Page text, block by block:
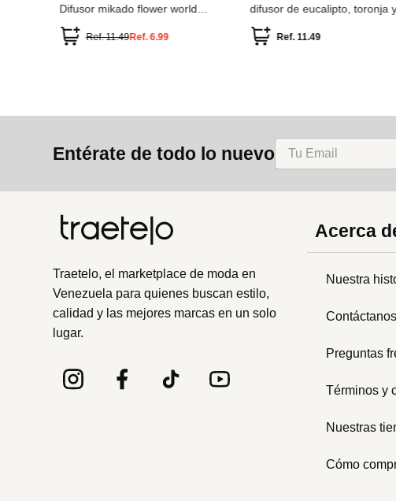
Difusor mikado flower world
Ref.11.49Ref.6.99
difusor de eucalipto, toronja
Ref. 11.49
Entérate de todo lo nuevo
Traetelo, el marketplace de moda en
Venezuela para quienes buscan estilo,
calidad y las mejores marcas en un solo
lugar.
Acerca
Nuestra
Contáctanos
Preguntas
Términos y
Nuestras
Cómo